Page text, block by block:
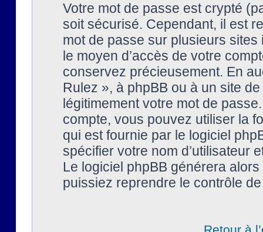
Votre mot de passe est crypté
soit sécurisé. Cependant, il est
mot de passe sur plusieurs
le moyen d’accès de votre
conservez précieusement. En
Rulez », à phpBB ou à un site
légitimement votre mot de
compte, vous pouvez utiliser la
qui est fournie par le logiciel
spécifier votre nom d’utilisateur
Le logiciel phpBB générera
puissiez reprendre le contrôle